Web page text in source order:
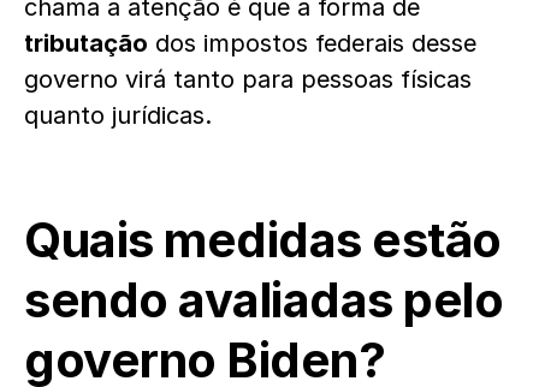
chama a atenção é que a forma de
tributação dos impostos federais desse
governo virá tanto para pessoas físicas
quanto jurídicas.
Quais medidas estão
sendo avaliadas pelo
governo Biden?